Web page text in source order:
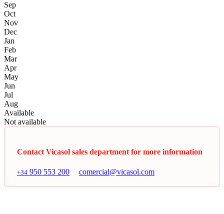
Sep
Oct
Nov
Dec
Jan
Feb
Mar
Apr
May
Jun
Jul
Aug
Available
Not available
Contact Vicasol sales department for more information
+34 950 553 200 comercial@vicasol.com